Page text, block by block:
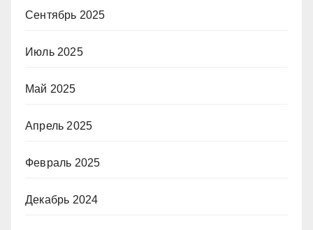
Сентябрь 2025
Июль 2025
Май 2025
Апрель 2025
Февраль 2025
Декабрь 2024